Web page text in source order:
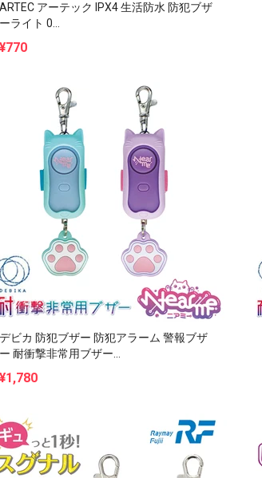
ARTEC アーテック IPX4 生活防水 防犯ブザ
ーライト 0...
¥770
デビカ 防犯ブザー 防犯アラーム 警報ブザ
ー 耐衝撃非常用ブザー...
¥1,780